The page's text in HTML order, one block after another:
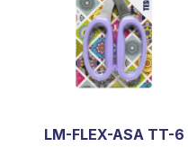
LM-FLEX-ASA TT-6